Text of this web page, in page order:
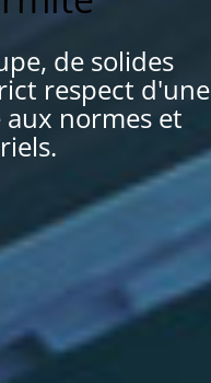
de solides
respect d'une
normes et